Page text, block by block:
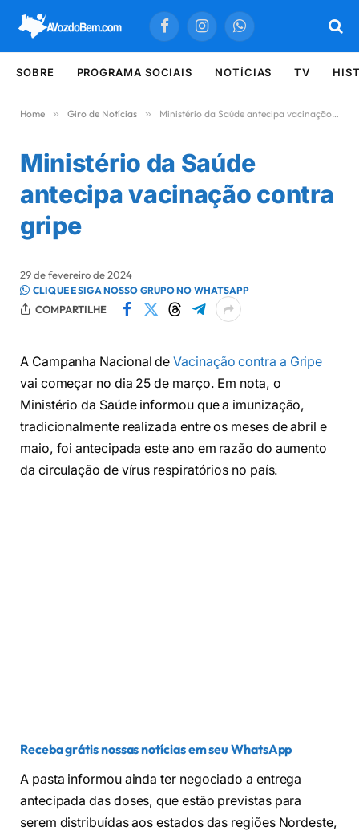
FacebookInstagramWhatsApp
SOBRE PROGRAMA SOCIAIS NOTÍCIAS TV
Home » Giro de Notícias » Ministério da Saúde antecipa vacinação contra gripe
Ministério da Saúde
antecipa vacinação contra
gripe
29 de fevereiro de 2024
CLIQUE E SIGA NOSSO GRUPO NO WHATSAPP
COMPARTILHE
A Campanha Nacional deVacinação contra a Gripe
vai começar no dia 25 de março. Em nota, o
Ministério da Saúde informou que a imunização,
tradicionalmente realizada entre os meses de abril e
maio, foi antecipada este ano em razão do aumento
da circulação de vírus respiratórios no país.
Receba grátis nossas notícias em seu WhatsApp
A pasta informou ainda ter negociado a entrega
antecipada das doses, que estão previstas para
serem distribuídas aos estados das regiões Nordeste,